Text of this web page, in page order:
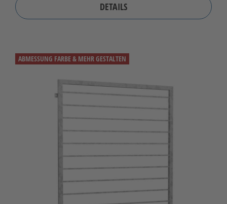
DETAILS
ABMESSUNG FARBE & MEHR GESTALTEN